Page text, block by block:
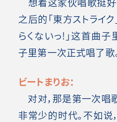
之后的「東方ストライ
らくないっ!」这首曲
子里第一次正式唱了歌
ビートまりお：
对对，那是第一次唱
非常少的时代。不如